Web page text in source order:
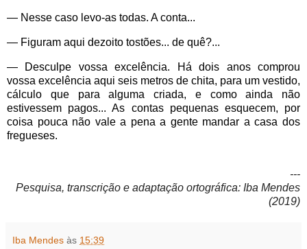
— Nesse caso levo-as todas. A conta...
— Figuram aqui dezoito tostões... de quê?...
— Desculpe vossa excelência. Há dois anos comprou
vossa excelência aqui seis metros de chita, para um vestido,
cálculo que para alguma criada, e como ainda não
estivessem pagos... As contas pequenas esquecem, por
coisa pouca não vale a pena a gente mandar a casa dos
fregueses.
---
Pesquisa, transcrição e adaptação ortográfica: Iba Mendes
(2019)
Iba Mendes às 15:39